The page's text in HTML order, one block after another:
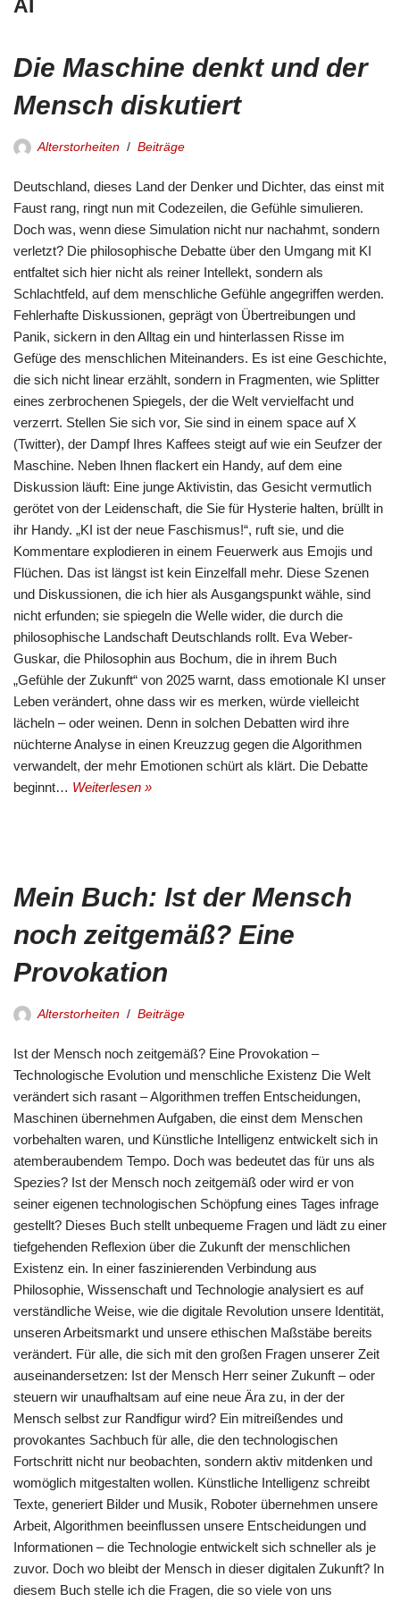
AI
Die Maschine denkt und der
Mensch diskutiert
Alterstorheiten Beiträge
Deutschland, dieses Land der Denker und Dichter, das einst mit
Faust rang, ringt nun mit Codezeilen, die Gefühle simulieren.
Doch was, wenn diese Simulation nicht nur nachahmt, sondern
verletzt? Die philosophische Debatte über den Umgang mit KI
entfaltet sich hier nicht als reiner Intellekt, sondern als
Schlachtfeld, auf dem menschliche Gefühle angegriffen werden.
Fehlerhafte Diskussionen, geprägt von Übertreibungen und
Panik, sickern in den Alltag ein und hinterlassen Risse im
Gefüge des menschlichen Miteinanders. Es ist eine Geschichte,
die sich nicht linear erzählt, sondern in Fragmenten, wie Splitter
eines zerbrochenen Spiegels, der die Welt vervielfacht und
verzerrt. Stellen Sie sich vor, Sie sind in einem space auf X
(Twitter), der Dampf Ihres Kaffees steigt auf wie ein Seufzer der
Maschine. Neben Ihnen flackert ein Handy, auf dem eine
Diskussion läuft: Eine junge Aktivistin, das Gesicht vermutlich
gerötet von der Leidenschaft, die Sie für Hysterie halten, brüllt in
ihr Handy. „KI ist der neue Faschismus!“, ruft sie, und die
Kommentare explodieren in einem Feuerwerk aus Emojis und
Flüchen. Das ist längst ist kein Einzelfall mehr. Diese Szenen
und Diskussionen, die ich hier als Ausgangspunkt wähle, sind
nicht erfunden; sie spiegeln die Welle wider, die durch die
philosophische Landschaft Deutschlands rollt. Eva Weber-
Guskar, die Philosophin aus Bochum, die in ihrem Buch
„Gefühle der Zukunft“ von 2025 warnt, dass emotionale KI unser
Leben verändert, ohne dass wir es merken, würde vielleicht
lächeln – oder weinen. Denn in solchen Debatten wird ihre
nüchterne Analyse in einen Kreuzzug gegen die Algorithmen
verwandelt, der mehr Emotionen schürt als klärt. Die Debatte
beginnt… Weiterlesen »
Mein Buch: Ist der Mensch
noch zeitgemäß? Eine
Provokation
Alterstorheiten Beiträge
Ist der Mensch noch zeitgemäß? Eine Provokation –
Technologische Evolution und menschliche Existenz Die Welt
verändert sich rasant – Algorithmen treffen Entscheidungen,
Maschinen übernehmen Aufgaben, die einst dem Menschen
vorbehalten waren, und Künstliche Intelligenz entwickelt sich in
atemberaubendem Tempo. Doch was bedeutet das für uns als
Spezies? Ist der Mensch noch zeitgemäß oder wird er von
seiner eigenen technologischen Schöpfung eines Tages infrage
gestellt? Dieses Buch stellt unbequeme Fragen und lädt zu einer
tiefgehenden Reflexion über die Zukunft der menschlichen
Existenz ein. In einer faszinierenden Verbindung aus
Philosophie, Wissenschaft und Technologie analysiert es auf
verständliche Weise, wie die digitale Revolution unsere Identität,
unseren Arbeitsmarkt und unsere ethischen Maßstäbe bereits
verändert. Für alle, die sich mit den großen Fragen unserer Zeit
auseinandersetzen: Ist der Mensch Herr seiner Zukunft – oder
steuern wir unaufhaltsam auf eine neue Ära zu, in der der
Mensch selbst zur Randfigur wird? Ein mitreißendes und
provokantes Sachbuch für alle, die den technologischen
Fortschritt nicht nur beobachten, sondern aktiv mitdenken und
womöglich mitgestalten wollen. Künstliche Intelligenz schreibt
Texte, generiert Bilder und Musik, Roboter übernehmen unsere
Arbeit, Algorithmen beeinflussen unsere Entscheidungen und
Informationen – die Technologie entwickelt sich schneller als je
zuvor. Doch wo bleibt der Mensch in dieser digitalen Zukunft? In
diesem Buch stelle ich die Fragen, die so viele von uns